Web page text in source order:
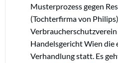
Musterprozess gegen
(Tochterfirma von
Handelsgericht Wien die
Verhandlung statt. Es